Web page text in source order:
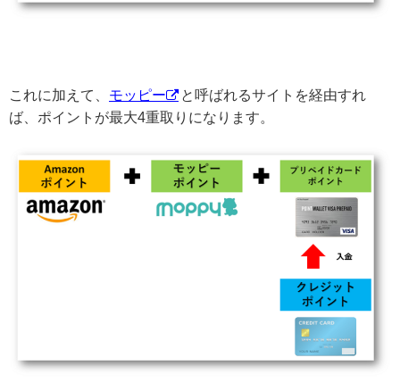
これに加えて、 モッピー
と呼ばれるサイトを経由すれ
ば、ポイントが最大4重取りになります。